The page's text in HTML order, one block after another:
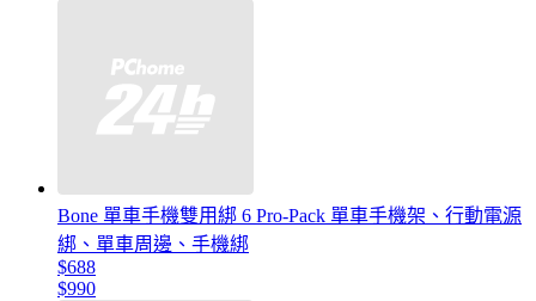
Bone 單車手機雙用綁 6 Pro-Pack 單車手機架、行動電源
綁、單車周邊、手機綁
$688
$990